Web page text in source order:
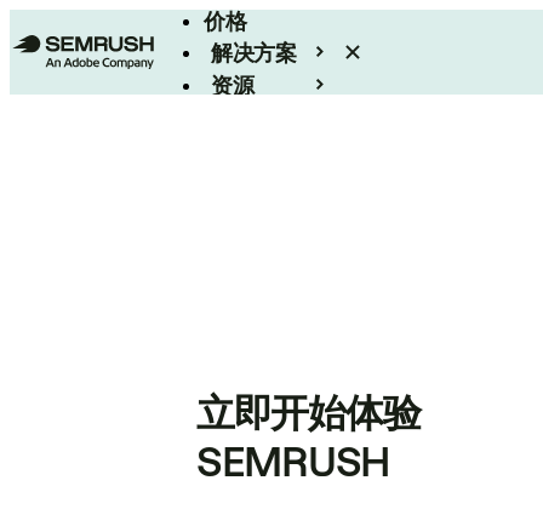
价格
解决方案
资源
立即开始体验
SEMRUSH